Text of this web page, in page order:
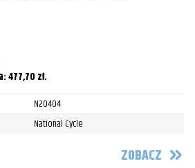
477,70 zł.
N20404
National Cycle
ZOBACZ